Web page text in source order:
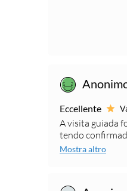
Eccellente
A visita guiada
tendo
Mostra altro